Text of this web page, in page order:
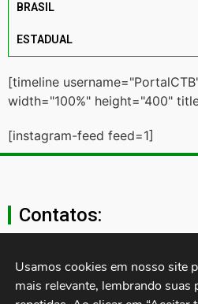
BRASIL
ESTADUAL
[timeline
width="100%" height="400"
[instagram-feed feed=1]
Contatos:
11 3874-
Usamos cookies em nosso site
mais relevante, lembrando suas